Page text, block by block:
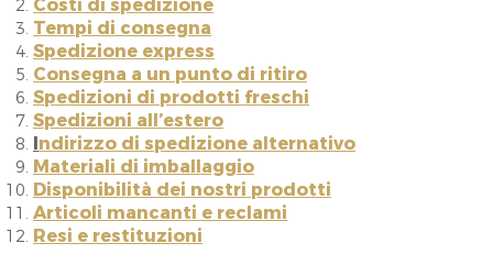
Costi di spedizione
Tempi di consegna
Spedizione express
Consegna a un punto di ritiro
Spedizioni di prodotti freschi
Spedizioni all’estero
Indirizzo di spedizione alternativo
Materiali di imballaggio
Disponibilità dei nostri prodotti
Articoli mancanti e reclami
Resi e restituzioni